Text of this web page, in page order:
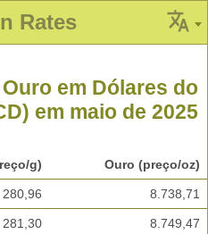
Rates
em Dólares do
em maio de 2025
g) Ouro (preço/oz)
280,96 8.738,71
281,30 8.749,47